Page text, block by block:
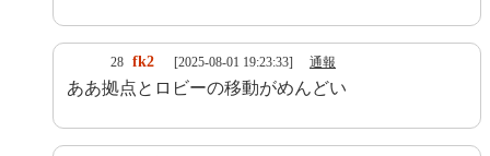
28 fk2 [2025-08-01 19:23:33] 通報
ああ拠点とロビーの移動がめんどい